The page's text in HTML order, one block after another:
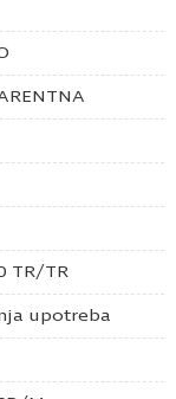
TR/TR
upotreba